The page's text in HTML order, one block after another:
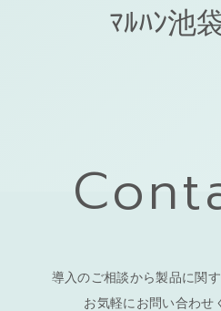
ﾏﾙﾊﾝ池
導入のご相談から製品に関す
お気軽にお問い合わせ